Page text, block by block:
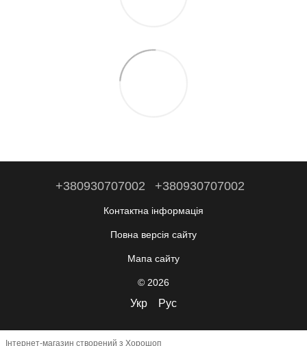
+380930707002 +380930707002
Контактна інформація
Повна версія сайту
Мапа сайту
© 2026
Укр Рус
Інтернет-магазин створений з Хорошоп